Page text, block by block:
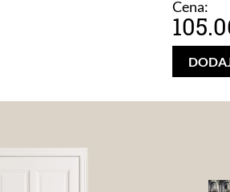
Cena: